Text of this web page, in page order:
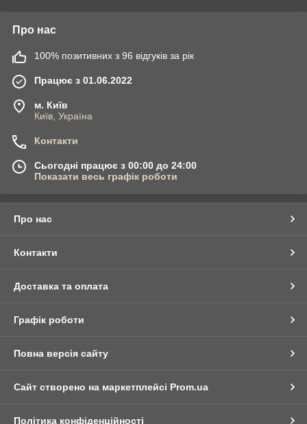
Про нас
100% позитивних з 96 відгуків за рік
Працює з 01.06.2022
м. Київ
Київ, Україна
Контакти
Сьогодні працює з 00:00 до 24:00
Показати весь графік роботи
Про нас
Контакти
Доставка та оплата
Графік роботи
Повна версія сайту
Сайт створено на маркетплейсі Prom.ua
Політика конфіденційності